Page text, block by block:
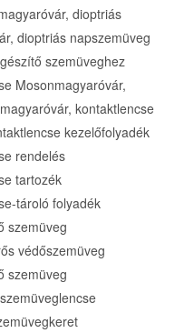
dioptriás
dioptriás napszemüveg
szemüveghez
Mosonmagyaróvár,
kontaktlencse
kezelőfolyadék
rendelés
tartozék
tároló folyadék
szemüveg
védőszemüveg
szemüveg